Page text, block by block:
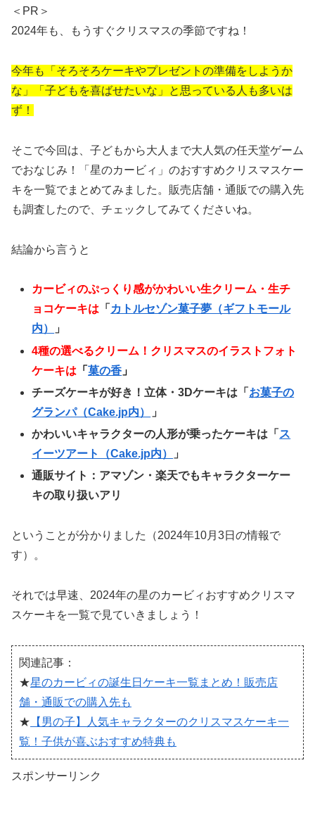
＜PR＞
2024年も、もうすぐクリスマスの季節ですね！
今年も「そろそろケーキやプレゼントの準備をしようか
な」「子どもを喜ばせたいな」と思っている人も多いは
ず！
そこで今回は、子どもから大人まで大人気の任天堂ゲーム
でおなじみ！「星のカービィ」のおすすめクリスマスケー
キを一覧でまとめてみました。販売店舗・通販での購入先
も調査したので、チェックしてみてくださいね。
結論から言うと
カービィのぷっくり感がかわいい生クリーム・生チ
ョコケーキは 「 カトルセゾン菓子夢（ギフトモール
内）
」
4種の選べるクリーム！クリスマスのイラストフォト
ケーキは 「菓の香 」
チーズケーキが好き！立体・3Dケーキは 「 お菓子の
グランパ（Cake.jp内）
」
かわいいキャラクターの人形が乗ったケーキは「 ス
イーツアート（Cake.jp内）
」
通販サイト：アマゾン・楽天でもキャラクターケー
キの取り扱いアリ
ということが分かりました（2024年10月3日の情報で
す）。
それでは早速、2024年の星のカービィおすすめクリスマ
スケーキを一覧で見ていきましょう！
関連記事：
★星のカービィの誕生日ケーキ一覧まとめ！販売店
舗・通販での購入先も
★ 【男の子】人気キャラクターのクリスマスケーキ一
覧！子供が喜ぶおすすめ特典も
スポンサーリンク